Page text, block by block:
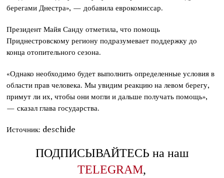
берегами Днестра», — добавила еврокомиссар.
Президент Майя Санду отметила, что помощь
Приднестровскому региону подразумевает поддержку до
конца отопительного сезона.
«Однако необходимо будет выполнить определенные условия в
области прав человека. Мы увидим реакцию на левом берегу,
примут ли их, чтобы они могли и дальше получать помощь»,
— сказал глава государства.
Источник: deschide
ПОДПИСЫВАЙТЕСЬ на наш
TELEGRAM,